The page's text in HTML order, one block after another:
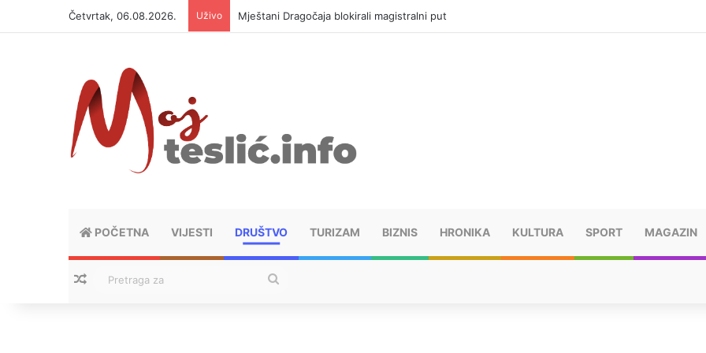
Četvrtak, 06.08.2026. Uživo Helikopter ponovo gasi vatru u selima kod Trebinja
POČETNA VIJESTI DRUŠTVO TURIZAM BIZNIS HRONIKA KULTURA SPORT MAGAZIN
Nasumični tekstovi